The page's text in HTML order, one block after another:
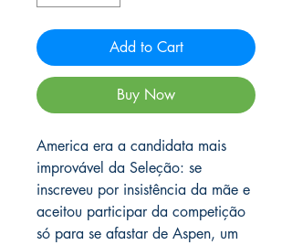
Add to Cart
Buy Now
America era a candidata mais
improvável da Seleção: se
inscreveu por insistência da mãe e
aceitou participar da competição
só para se afastar de Aspen, um